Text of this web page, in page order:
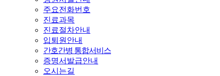
주요전화번호
진료과목
진료절차안내
입퇴원안내
간호간병 통합서비스
증명서발급안내
오시는길